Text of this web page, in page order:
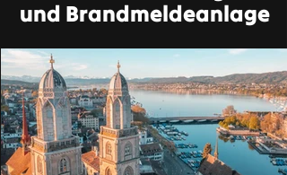
und Brandmeldeanlage